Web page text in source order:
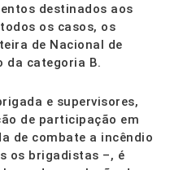
destinados aos
os casos, os
de Nacional de
da categoria B.
e supervisores,
de participação em
de combate a incêndio
os brigadistas –, é